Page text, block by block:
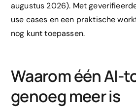
augustus 2026). Met
use cases en een praktische
nog kunt toepassen.
Waarom één AI-
genoeg meer is